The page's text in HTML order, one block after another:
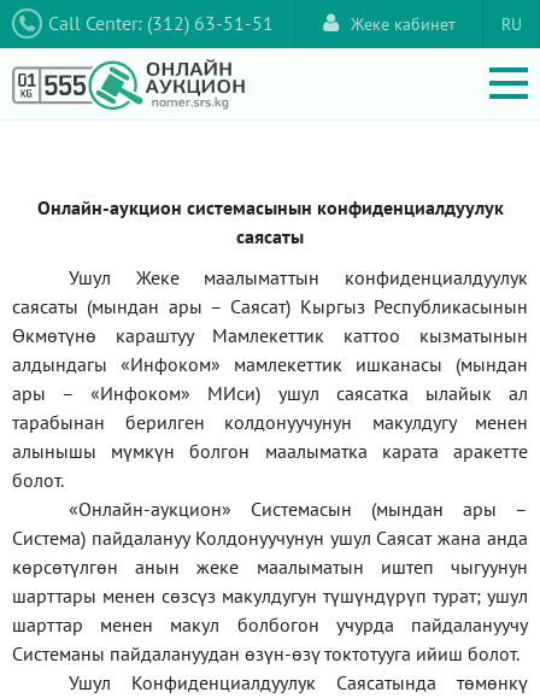
Call Center: (312) 63-51-51 RU
Жеке кабинет
Онлайн-аукцион системасынын конфиденциалдуулук
саясаты
Ушул Жеке маалыматтын конфиденциалдуулук
саясаты (мындан ары – Саясат) Кыргыз Республикасынын
Өкмөтүнө караштуу Мамлекеттик каттоо кызматынын
алдындагы «Инфоком» мамлекеттик ишканасы (мындан
ары –«Инфоком» МИси) ушул саясатка ылайык ал
тарабынан берилген колдонуучунун макулдугу менен
алынышы мүмкүн болгон маалыматка карата аракетте
болот.
«Онлайн-аукцион» Системасын (мындан ары –
Система) пайдалануу Колдонуучунун ушул Саясат жана анда
көрсөтүлгөн анын жеке маалыматын иштеп чыгуунун
шарттары менен сөзсүз макулдугун түшүндүрүп турат; ушул
шарттар менен макул болбогон учурда пайдалануучу
Системаны пайдалануудан өзүн-өзү токтотууга ийиш болот.
Ушул Конфиденциалдуулук Саясатында төмөнкү